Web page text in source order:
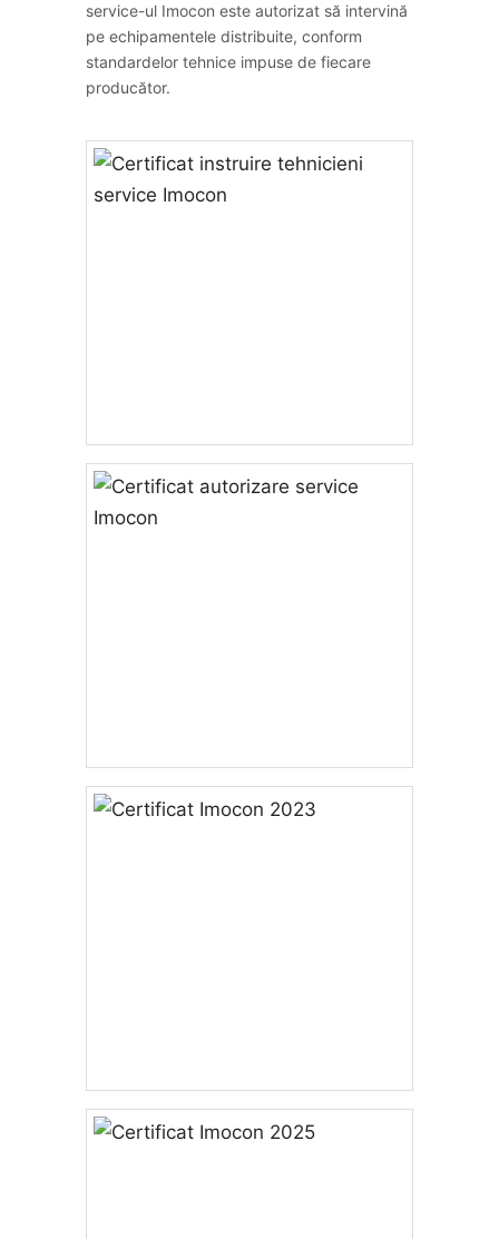
service-ul Imocon este autorizat să intervină
pe echipamentele distribuite, conform
standardelor tehnice impuse de fiecare
producător.